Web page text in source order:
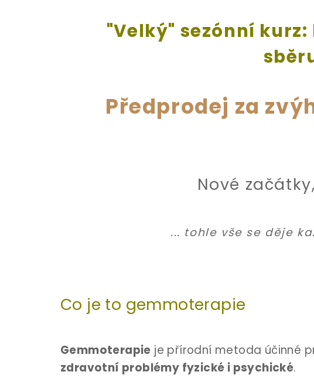
"Velký" sezónní
Předprodej za
Nové
... tohle vše se děje
Co je to gemmoterapie
Gemmoterapie je přírodní metoda účinné
zdravotní problémy fyzické i psychické.